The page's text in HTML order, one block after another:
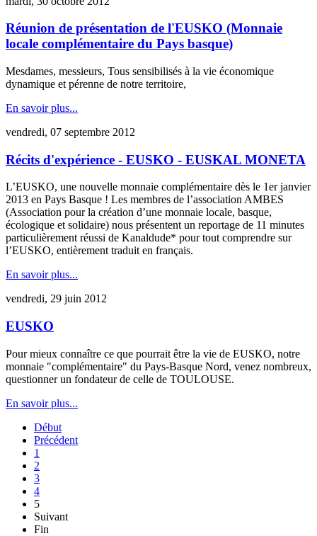
Réunion de présentation de l'EUSKO (Monnaie
locale complémentaire du Pays basque)
Mesdames, messieurs, Tous sensibilisés à la vie économique
dynamique et pérenne de notre territoire,
En savoir plus...
vendredi, 07 septembre 2012
Récits d'expérience - EUSKO - EUSKAL MONETA
L’EUSKO, une nouvelle monnaie complémentaire dès le 1er janvier
2013 en Pays Basque ! Les membres de l’association AMBES
(Association pour la création d’une monnaie locale, basque,
écologique et solidaire) nous présentent un reportage de 11 minutes
particulièrement réussi de Kanaldude* pour tout comprendre sur
l’EUSKO, entièrement traduit en français.
En savoir plus...
vendredi, 29 juin 2012
EUSKO
Pour mieux connaître ce que pourrait être la vie de EUSKO, notre
monnaie "complémentaire" du Pays-Basque Nord, venez nombreux,
questionner un fondateur de celle de TOULOUSE.
En savoir plus...
Début
Précédent
1
2
3
4
5
Suivant
Fin